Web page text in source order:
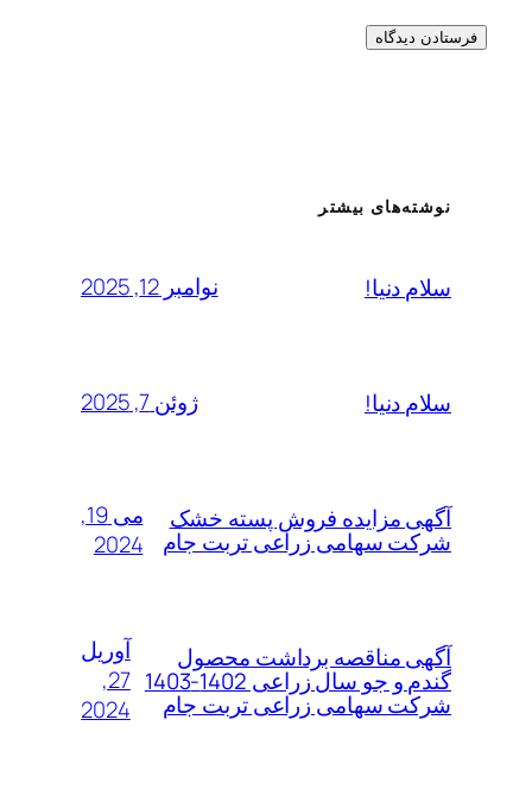
نوشته‌های بیشتر
سلام دنیا! نوامبر 12, 2025
سلام دنیا! ژوئن 7, 2025
آگهی مزایده فروش پسته خشک
شرکت سهامی زراعی تربت جام
می 19,
2024
آگهی مناقصه برداشت محصول
گندم و جو سال زراعی 1402-1403
شرکت سهامی زراعی تربت جام
آوریل
27,
2024